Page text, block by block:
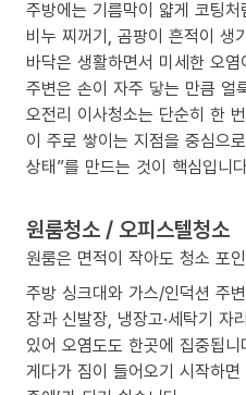
주방에는 기름막이 얇게 코팅
비누 찌꺼기, 곰팡이 흔적이 생
바닥은 생활하면서 미세한 오
주변은 손이 자주 닿는 만큼 얼
오전리 이사청소는 단순히 한
이 주로 쌓이는 지점을 중심으
상태”를 만드는 것이 핵심입니
원룸청소 / 오피스텔청소
원룸은 면적이 작아도 청소 포
주방 싱크대와 가스/인덕션 주
장과 신발장, 냉장고·세탁기 자
있어 오염도도 한곳에 집중됩니
게다가 짐이 들어오기 시작하